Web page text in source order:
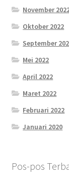
November
Oktober 2022
September
Mei 2022
April 2022
Maret 2022
Februari 2022
Januari 2020
Pos-pos